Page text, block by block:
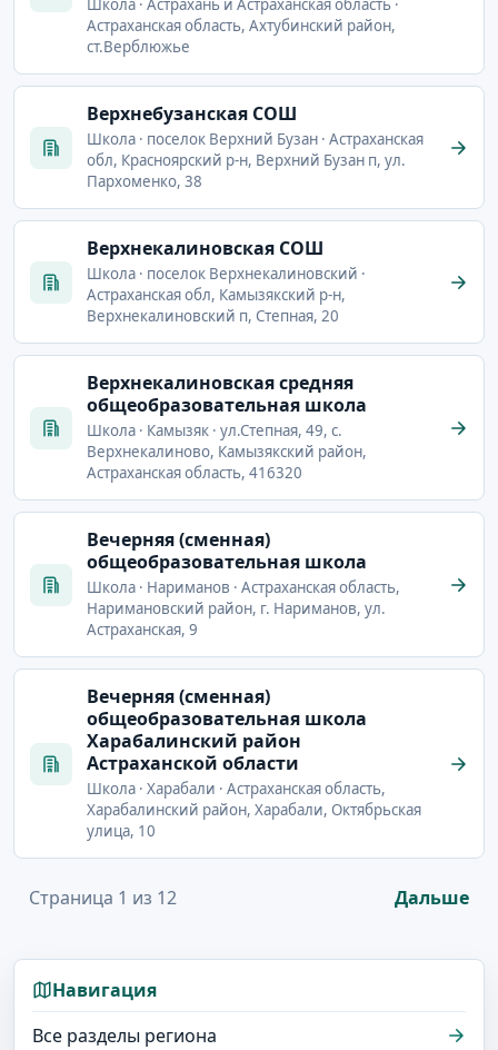
Школа · Астрахань и Астраханская область ·
Астраханская область, Ахтубинский район,
ст.Верблюжье
Верхнебузанская СОШ
Школа · поселок Верхний Бузан · Астраханская
обл, Красноярский р-н, Верхний Бузан п, ул.
Пархоменко, 38
Верхнекалиновская СОШ
Школа · поселок Верхнекалиновский ·
Астраханская обл, Камызякский р-н,
Верхнекалиновский п, Степная, 20
Верхнекалиновская средняя
общеобразовательная школа
Школа · Камызяк · ул.Степная, 49, с.
Верхнекалиново, Камызякский район,
Астраханская область, 416320
Вечерняя (сменная)
общеобразовательная школа
Школа · Нариманов · Астраханская область,
Наримановский район, г. Нариманов, ул.
Астраханская, 9
Вечерняя (сменная)
общеобразовательная школа
Харабалинский район
Астраханской области
Школа · Харабали · Астраханская область,
Харабалинский район, Харабали, Октябрьская
улица, 10
Страница 1 из 12 Дальше
Навигация
Все разделы региона